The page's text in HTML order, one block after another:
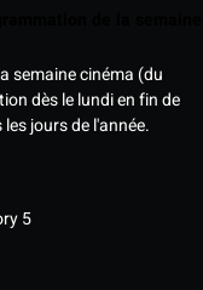
semaine cinéma (du
dès le lundi en fin de
jours de l'année.
5